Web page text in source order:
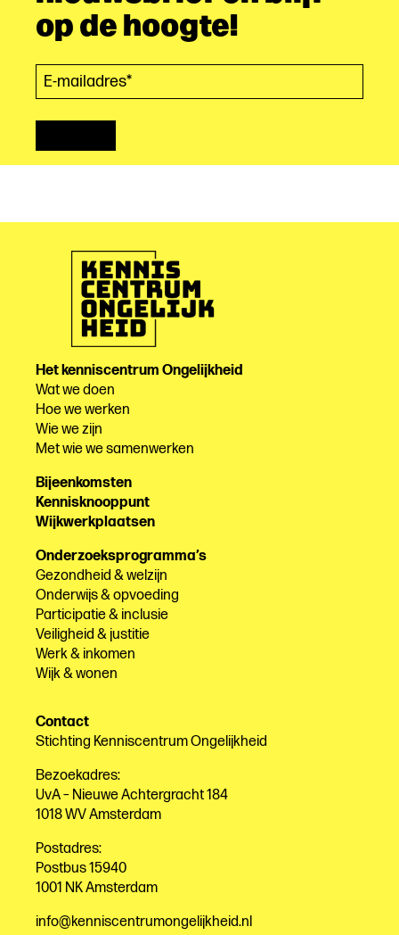
op de hoogte!
Het kenniscentrum Ongelijkheid
Wat we doen
Hoe we werken
Wie we zijn
Met wie we samenwerken
Bijeenkomsten
Kennisknooppunt
Wijkwerkplaatsen
Onderzoeksprogramma’s
Gezondheid & welzijn
Onderwijs & opvoeding
Participatie & inclusie
Veiligheid & justitie
Werk & inkomen
Wijk & wonen
Contact
Stichting Kenniscentrum Ongelijkheid
Bezoekadres:
UvA – Nieuwe Achtergracht 184
1018 WV Amsterdam
Postadres:
Postbus 15940
1001 NK Amsterdam
info@kenniscentrumongelijkheid.nl